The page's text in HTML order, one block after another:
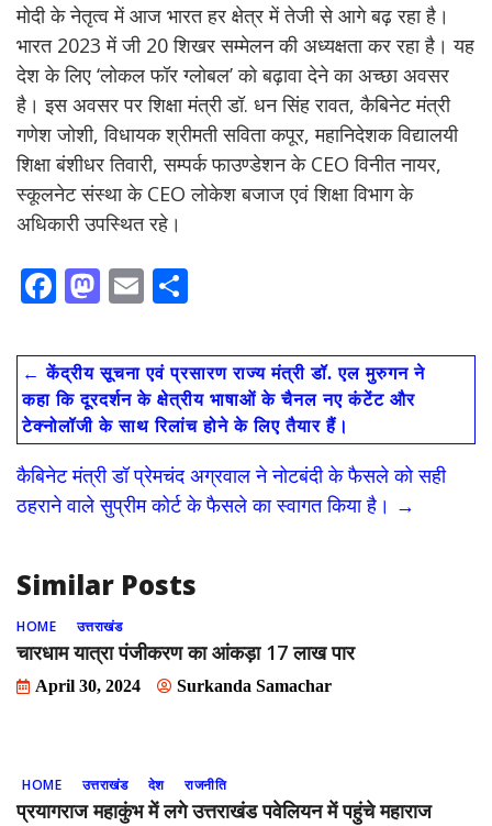
मोदी के नेतृत्व में आज भारत हर क्षेत्र में तेजी से आगे बढ़ रहा है।
भारत 2023 में जी 20 शिखर सम्मेलन की अध्यक्षता कर रहा है। यह
देश के लिए ‘लोकल फॉर ग्लोबल’ को बढ़ावा देने का अच्छा अवसर
है। इस अवसर पर शिक्षा मंत्री डॉ. धन सिंह रावत, कैबिनेट मंत्री
गणेश जोशी, विधायक श्रीमती सविता कपूर, महानिदेशक विद्यालयी
शिक्षा बंशीधर तिवारी, सम्पर्क फाउण्डेशन के CEO विनीत नायर,
स्कूलनेट संस्था के CEO लोकेश बजाज एवं शिक्षा विभाग के
अधिकारी उपस्थित रहे।
F
e
b
o
o
k
M
to
d
o
n
E
ai
l
ar
e
← केंद्रीय सूचना एवं प्रसारण राज्य मंत्री डॉ. एल मुरुगन ने
कहा कि दूरदर्शन के क्षेत्रीय भाषाओं के चैनल नए कंटेंट और
टेक्नोलॉजी के साथ रिलांच होने के लिए तैयार हैं।
कैबिनेट मंत्री डॉ प्रेमचंद अग्रवाल ने नोटबंदी के फैसले को सही
ठहराने वाले सुप्रीम कोर्ट के फैसले का स्वागत किया है। →
Similar Posts
HOME उत्तराखंड
चारधाम यात्रा पंजीकरण का आंकड़ा 17 लाख पार
April 30, 2024 Surkanda Samachar
HOME उत्तराखंड देश राजनीति
प्रयागराज महाकुंभ में लगे उत्तराखंड पवेलियन में पहुंचे महाराज